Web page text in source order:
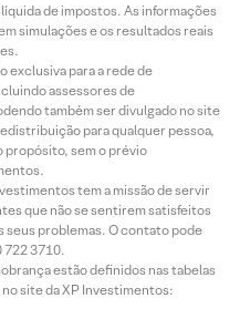
de impostos. As informações
simulações e os resultados reais
exclusiva para a rede de
assessores de
também ser divulgado no site
para qualquer pessoa,
propósito, sem o prévio
tem a missão de servir
que não se sentirem satisfeitos
seus problemas. O contato pode
3710.
estão definidos nas tabelas
site da XP Investimentos: